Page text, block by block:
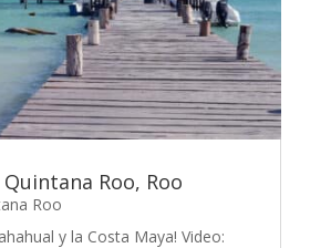
Roo, Roo
Roo
y la Costa Maya! Video: